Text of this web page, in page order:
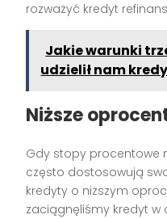
rozważyć kredyt
Jakie warunki
udzielił nam
Niższe
Gdy stopy procentowe
często dostosowują
kredyty o niższym
zaciągnęliśmy kredyt w